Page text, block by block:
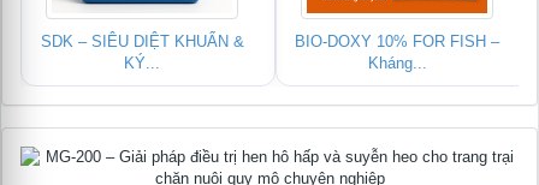
SDK – SIÊU DIỆT KHUẨN &
KÝ...
BIO-DOXY 10% FOR FISH –
Kháng...